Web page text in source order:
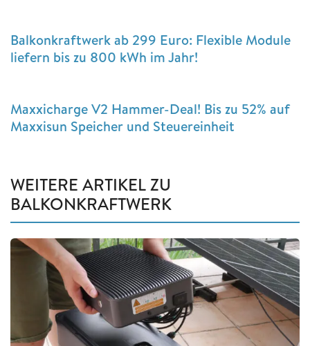
Balkonkraftwerk ab 299 Euro: Flexible Module
liefern bis zu 800 kWh im Jahr!
Maxxicharge V2 Hammer-Deal! Bis zu 52% auf
Maxxisun Speicher und Steuereinheit
WEITERE ARTIKEL ZU
BALKONKRAFTWERK